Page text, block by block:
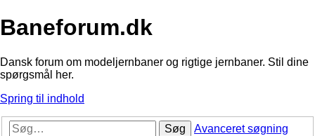
Baneforum.dk
Dansk forum om modeljernbaner og rigtige jernbaner. Stil dine
spørgsmål her.
Spring til indhold
Søg Avanceret søgning